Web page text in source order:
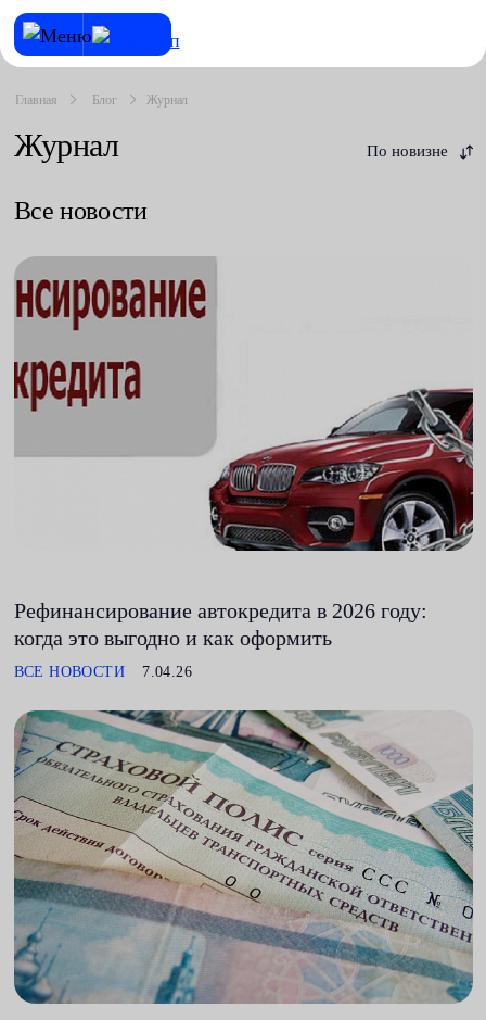
Главная Блог Журнал
Журнал По новизне
Все новости
Рефинансирование автокредита в 2026 году:
когда это выгодно и как оформить
ВСЕ НОВОСТИ 7.04.26